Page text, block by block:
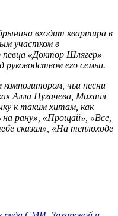
входит квартира в
участком в
певца «Доктор Шлягер»
его семьи.
чьи песни
Алла Пугачева, Михаил
к таким хитам, как
рану», «Прощай», «Все,
сказал», «На теплоходе